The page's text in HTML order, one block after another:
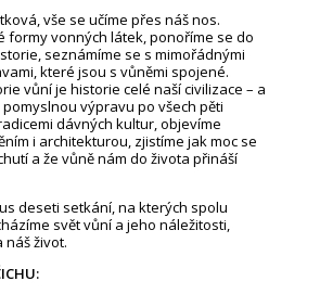
vše se učíme přes náš nos.
formy vonných látek, ponoříme se do
seznámíme se s mimořádnými
které jsou s vůněmi spojené.
vůní je historie celé naší civilizace – a
výpravu po všech pěti
dávných kultur, objevíme
i architekturou, zjistíme jak moc se
a že vůně nám do života přináší
deseti setkání, na kterých spolu
svět vůní a jeho náležitosti,
náš život.